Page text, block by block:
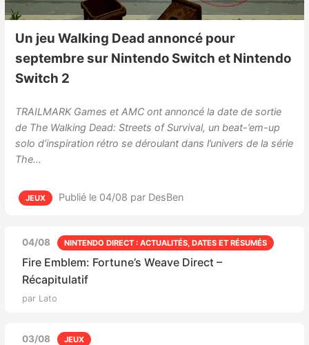
Un jeu Walking Dead annoncé pour
septembre sur Nintendo Switch et Nintendo
Switch 2
TRAILMARK Games et AMC ont annoncé la date de sortie
de The Walking Dead: Streets of Survival, un beat-’em-up
solo d’inspiration rétro se déroulant dans l’univers de la série
The…
JEUX Publié le 04/08 par DesBen
04/08 NINTENDO DIRECT : ACTUALITÉS, DATES ET RÉSUMÉS
Fire Emblem: Fortune’s Weave Direct –
Récapitulatif
par Lato
03/08 JEUX